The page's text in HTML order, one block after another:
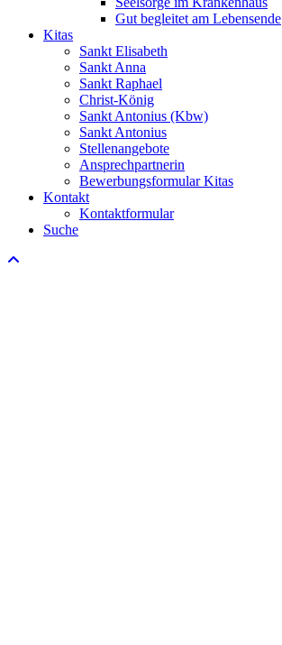
Gut begleitet am Lebensende
Kitas
Sankt Elisabeth
Sankt Anna
Sankt Raphael
Christ-König
Sankt Antonius (Kbw)
Sankt Antonius
Stellenangebote
Ansprechpartnerin
Bewerbungsformular Kitas
Kontakt
Kontaktformular
Suche